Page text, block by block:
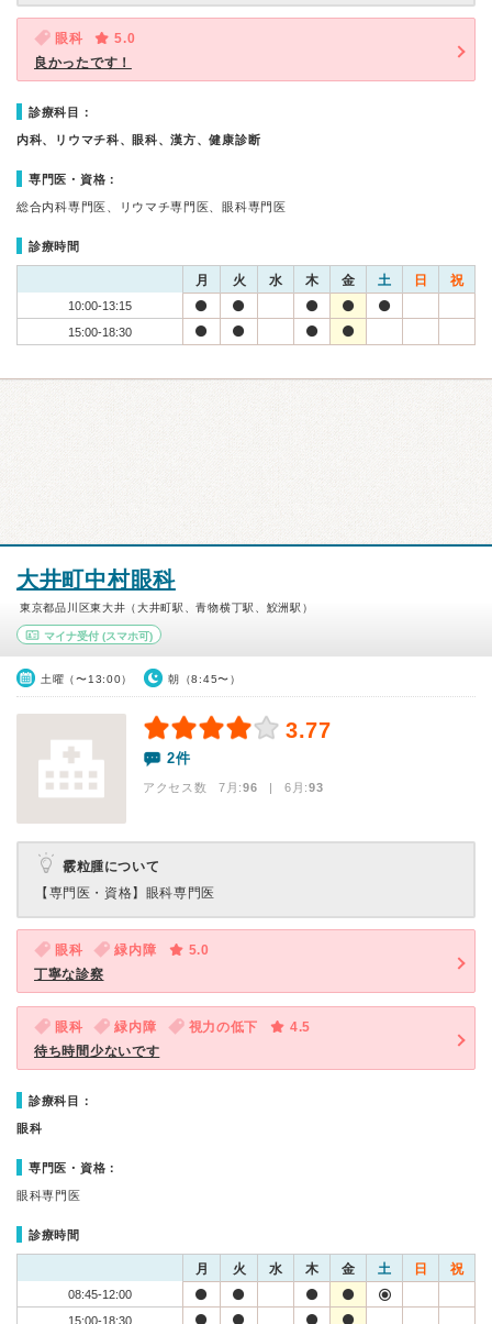
眼科
5.0
良かったです！
診療科目：
内科、リウマチ科、眼科、漢方、健康診断
専門医・資格：
総合内科専門医、リウマチ専門医、眼科専門医
診療時間
月 火 水 木 金 土 日 祝
10:00-13:15
15:00-18:30
大井町中村眼科
東京都品川区東大井（大井町駅、青物横丁駅、鮫洲駅）
マイナ受付 (スマホ可)
土曜（〜13:00） 朝（8:45〜）
3.77
2件
アクセス数 7月:96 | 6月:93
霰粒腫について
【専門医・資格】 眼科専門医
眼科 緑内障
5.0
丁寧な診察
眼科 緑内障 視力の低下
4.5
待ち時間少ないです
診療科目：
眼科
専門医・資格：
眼科専門医
診療時間
月 火 水 木 金 土 日 祝
08:45-12:00
15:00-18:30